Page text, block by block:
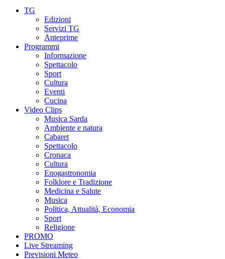
TG
Edizioni
Servizi TG
Anteprime
Programmi
Informazione
Spettacolo
Sport
Cultura
Eventi
Cucina
Video Clips
Musica Sarda
Ambiente e natura
Cabaret
Spettacolo
Cronaca
Cultura
Enogastronomia
Folklore e Tradizione
Medicina e Salute
Musica
Politica, Attualità, Economia
Sport
Religione
PROMO
Live Streaming
Previsioni Meteo